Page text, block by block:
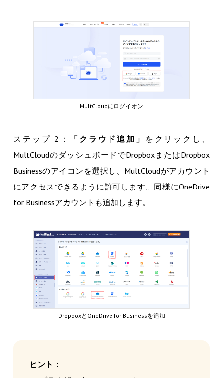
MultCloudにログイオン
ステップ 2： 「クラウド追加」
をクリックし、
MultCloudのダッシュボードでDropboxまたはDropbox
Businessのアイコンを選択し、MultCloudがアカウント
にアクセスできるように許可します。同様にOneDrive
for Businessアカウントも追加します。
DropboxとOneDrive for Businessを追加
ヒント：